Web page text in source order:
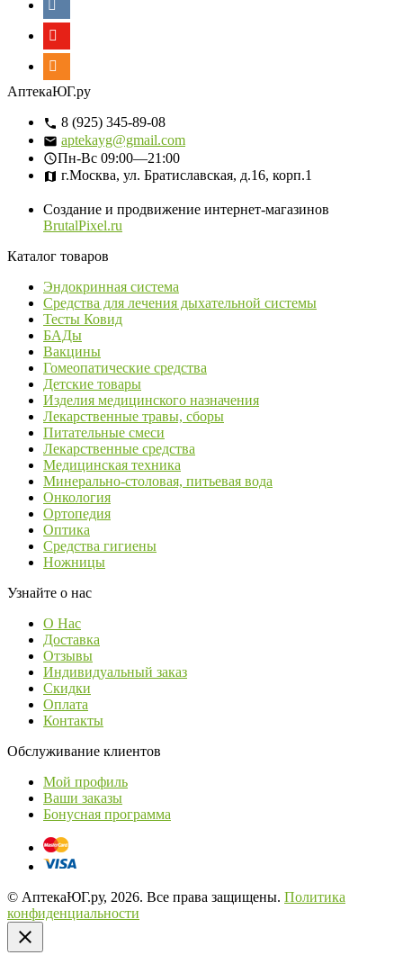
АптекаЮГ.ру
8 (925) 345-89-08
aptekayg@gmail.com
Пн-Вс 09:00—21:00
г.Москва, ул. Братиславская, д.16, корп.1
Создание и продвижение интернет-магазинов
BrutalPixel.ru
Каталог товаров
Эндокринная система
Средства для лечения дыхательной системы
Тесты Ковид
БАДы
Вакцины
Гомеопатические средства
Детские товары
Изделия медицинского назначения
Лекарственные травы, сборы
Питательные смеси
Лекарственные средства
Медицинская техника
Минерально-столовая, питьевая вода
Онкология
Ортопедия
Оптика
Средства гигиены
Ножницы
Узнайте о нас
О Нас
Доставка
Отзывы
Индивидуальный заказ
Скидки
Оплата
Контакты
Обслуживание клиентов
Мой профиль
Ваши заказы
Бонусная программа
© АптекаЮГ.ру, 2026. Все права защищены. Политика
конфиденциальности